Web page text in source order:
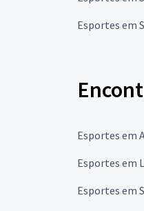
Esportes em
Esportes em
Esportes em
Esportes em